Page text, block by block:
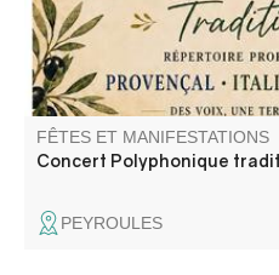
FÊTES ET MANIFESTATIONS
Concert Polyphonique
PEYROULES